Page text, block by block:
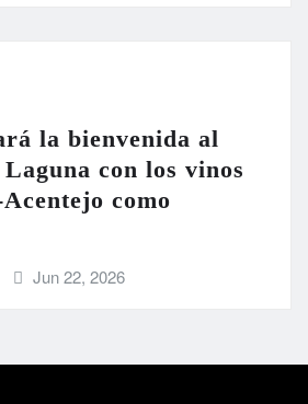
la bienvenida al
con los vinos
como
Jun 22, 2026